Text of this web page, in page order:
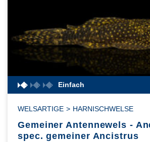
Einfach
WELSARTIGE > HARNISCHWELSE
Gemeiner Antennewels -
spec. gemeiner Ancistrus